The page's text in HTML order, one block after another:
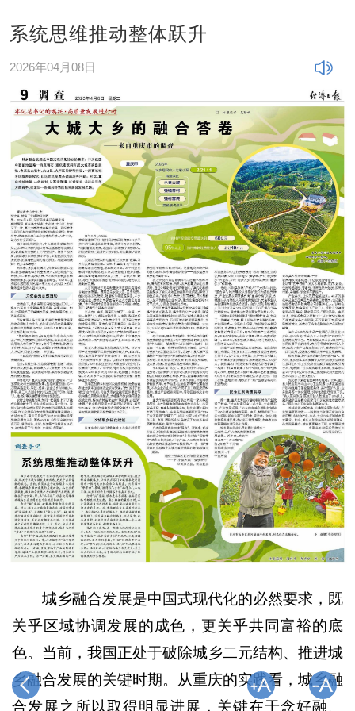
系统思维推动整体跃升
2026年04月08日
城乡融合发展是中国式现代化的必然要求，既
关乎区域协调发展的成色，更关乎共同富裕的底
色。当前，我国正处于破除城乡二元结构、推进城
乡融合发展的关键时期。从重庆的实践看，城乡融
合发展之所以取得明显进展，关键在于念好融、